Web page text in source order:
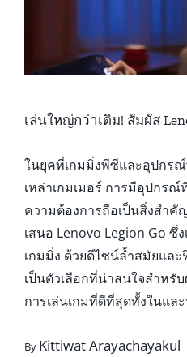
เล่นใหญ่กว่าเดิม! สัมผัส
ในยุคที่เกมมิ่งพีซีและอุปกร
เหล่าเกมเมอร์ การมีอุปกร
ความต้องการถือเป็นสิ่งสำ
เสนอ Lenovo Legion Go
เกมมิ่ง ด้วยดีไซน์ล้ำสมัยแล
เป็นตัวเลือกที่น่าสนใจสำหรั
การเล่นเกมที่ดีที่สุดทั้งในแล
By Kittiwat Arayachayakul